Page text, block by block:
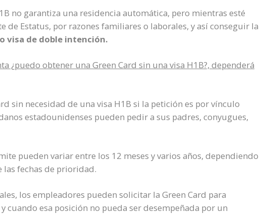
no garantiza una residencia automática, pero mientras esté
de Estatus, por razones familiares o laborales, y así conseguir la
visa de doble intención.
¿puedo obtener una Green Card sin una visa H1B?, dependerá
sin necesidad de una visa H1B si la petición es por vínculo
estadounidenses pueden pedir a sus padres, conyugues,
pueden variar entre los 12 meses y varios años, dependiendo
fechas de prioridad.
los empleadores pueden solicitar la Green Card para
cuando esa posición no pueda ser desempeñada por un